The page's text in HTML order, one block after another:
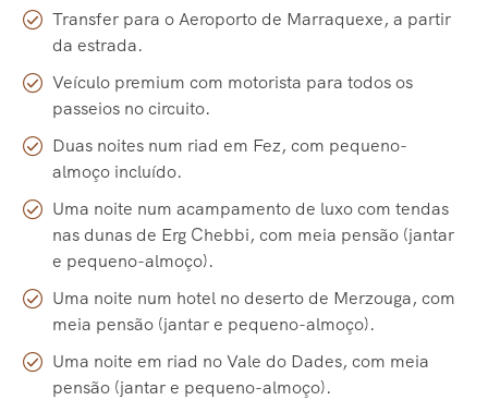
Transfer para o Aeroporto de Marraquexe, a partir
da estrada.
Veículo premium com motorista para todos os
passeios no circuito.
Duas noites num riad em Fez, com pequeno-
almoço incluído.
Uma noite num acampamento de luxo com tendas
nas dunas de Erg Chebbi, com meia pensão (jantar
e pequeno-almoço).
Uma noite num hotel no deserto de Merzouga, com
meia pensão (jantar e pequeno-almoço).
Uma noite em riad no Vale do Dades, com meia
pensão (jantar e pequeno-almoço).